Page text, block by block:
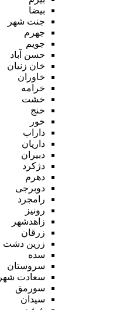
بیضا
جنت شهر
جهرم
جویم
حسن آباد
خان زنیان
خاوران
خرامه
خشت
خنج
خور
داراب
داریان
دبیران
دژکرد
دهرم
دوبرجی
رامجرد
رونیز
زاهدشهر
زرقان
زرین دشت
سده
سروستان
سعادت شهر
سورمق
سیدان